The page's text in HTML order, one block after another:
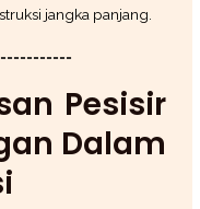
jangka panjang.
Pesisir
Dalam